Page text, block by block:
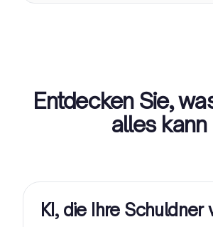
Entdecken Sie,
alles kann
KI, die Ihre